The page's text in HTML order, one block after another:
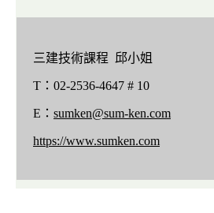
三建技術課程 邱小姐
T：02-2536-4647 # 10
E： sumken@sum-ken.com
https://www.sumken.com